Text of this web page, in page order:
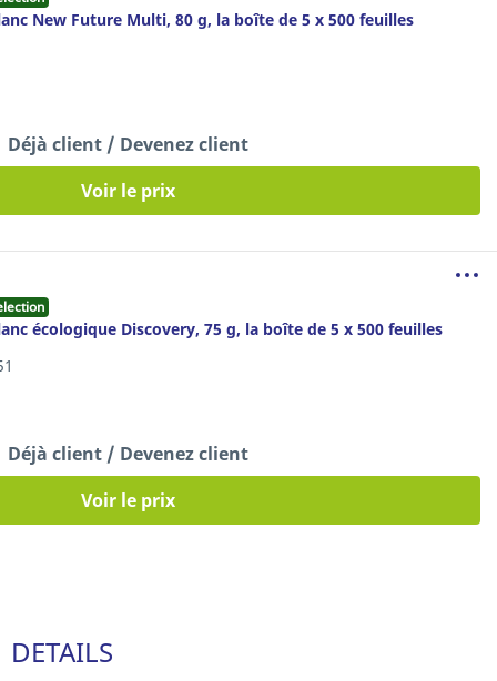
New Future Multi, 80 g, la boîte de 5 x 500 feuilles
Déjà client / Devenez client
Voir le prix
écologique Discovery, 75 g, la boîte de 5 x 500 feuilles
Déjà client / Devenez client
Voir le prix
DETAILS